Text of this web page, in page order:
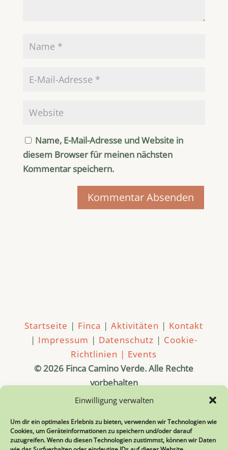
Einwilligung verwalten
Um dir ein optimales Erlebnis zu bieten, verwenden wir Technologien wie
Cookies, um Geräteinformationen zu speichern und/oder darauf
zuzugreifen. Wenn du diesen Technologien zustimmst, können wir Daten
Name, E-Mail-Adresse und Website in
diesem Browser für meinen nächsten
Kommentar speichern.
Startseite | Finca |Aktivitäten | Kontakt
| Impressum | Datenschutz | Cookie-
Richtlinien | Events
© 2026 Finca Camino Verde. Alle Rechte
vorbehalten
Diese Seite wird gestaltet und gepflegt von
Kreatives Webdesign mit Seele